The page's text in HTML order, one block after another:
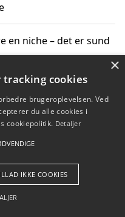
en niche – det er sund
og bestil med
Betingelser
×
cookies
brugeroplevelsen. Ved
du alle cookies i
cookiepolitik. Detaljer
IKKE COOKIES